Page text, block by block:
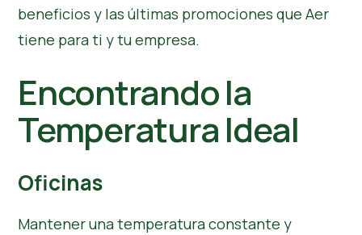
beneficios y las últimas promociones que Aer
tiene para ti y tu empresa.
Encontrando la
Temperatura Ideal
Oficinas
Mantener una temperatura constante y